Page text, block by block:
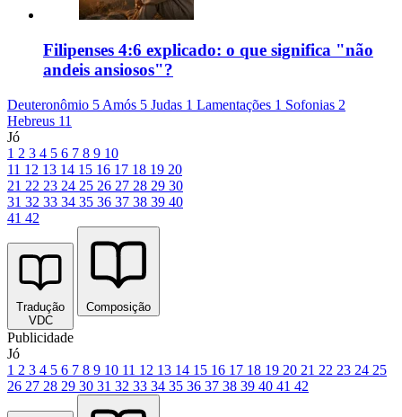
Filipenses 4:6 explicado: o que significa "não
andeis ansiosos"?
Deuteronômio 5 Amós 5 Judas 1 Lamentações 1 Sofonias 2
Hebreus 11
Jó
1 2 3 4 5 6 7 8 9 10
11 12 13 14 15 16 17 18 19 20
21 22 23 24 25 26 27 28 29 30
31 32 33 34 35 36 37 38 39 40
41 42
Tradução
VDC
Composição
Publicidade
Jó
1 2 3 4 5 6 7 8 9 10 11 12 13 14 15 16 17 18 19 20 21 22 23 24 25
26 27 28 29 30 31 32 33 34 35 36 37 38 39 40 41 42